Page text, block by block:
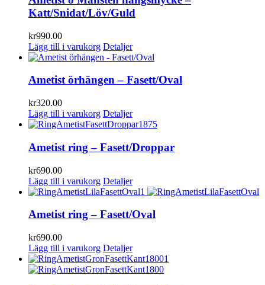
Katt/Snidat/Löv/Guld
kr990.00
Lägg till i varukorg Detaljer
Ametist örhängen – Fasett/Oval
kr320.00
Lägg till i varukorg Detaljer
Ametist ring – Fasett/Droppar
kr690.00
Lägg till i varukorg Detaljer
Ametist ring – Fasett/Oval
kr690.00
Lägg till i varukorg Detaljer